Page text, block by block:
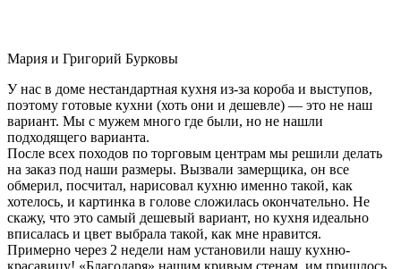
Мария и Григорий Бурковы
У нас в доме нестандартная кухня из-за короба и выступов,
поэтому готовые кухни (хоть они и дешевле) — это не наш
вариант. Мы с мужем много где были, но не нашли
подходящего варианта.
После всех походов по торговым центрам мы решили делать
на заказ под наши размеры. Вызвали замерщика, он все
обмерил, посчитал, нарисовал кухню именно такой, как
хотелось, и картинка в голове сложилась окончательно. Не
скажу, что это самый дешевый вариант, но кухня идеально
вписалась и цвет выбрала такой, как мне нравится.
Примерно через 2 недели нам установили нашу кухню-
красавицу! «Благодаря» нашим кривым стенам, им пришлось